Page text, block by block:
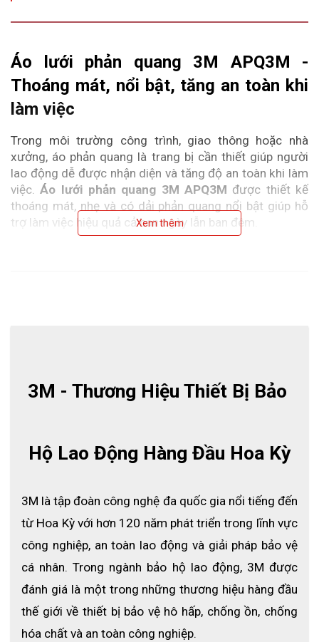
Áo lưới phản quang 3M APQ3M -
Thoáng mát, nổi bật, tăng an toàn khi
làm việc
Trong môi trường công trình, giao thông hoặc nhà
xưởng, áo phản quang là trang bị cần thiết giúp người
lao động dễ được nhận diện và tăng độ an toàn khi làm
việc. Áo lưới phản quang 3M APQ3M được thiết kế
thoáng mát, nhẹ và có dải phản quang nổi bật giúp hỗ
trợ làm việc hiệu quả cả ban ngày lẫn ban đêm.
Áo lưới phản quang 3M APQ3M
1. Giới thiệu áo lưới phản quang 3M
APQ3M
Xem thêm
3M - Thương Hiệu Thiết Bị Bảo
Hộ Lao Động Hàng Đầu Hoa Kỳ
3M là tập đoàn công nghệ đa quốc gia nổi tiếng đến
từ Hoa Kỳ với hơn 120 năm phát triển trong lĩnh vực
công nghiệp, an toàn lao động và giải pháp bảo vệ
cá nhân. Trong ngành bảo hộ lao động, 3M được
đánh giá là một trong những thương hiệu hàng đầu
thế giới về thiết bị bảo vệ hô hấp, chống ồn, chống
hóa chất và an toàn công nghiệp.